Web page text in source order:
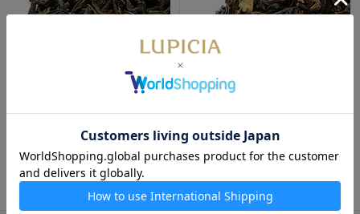
1,350円
ダージリン・ザ ファーストフ
ラッシュ 50g 袋入